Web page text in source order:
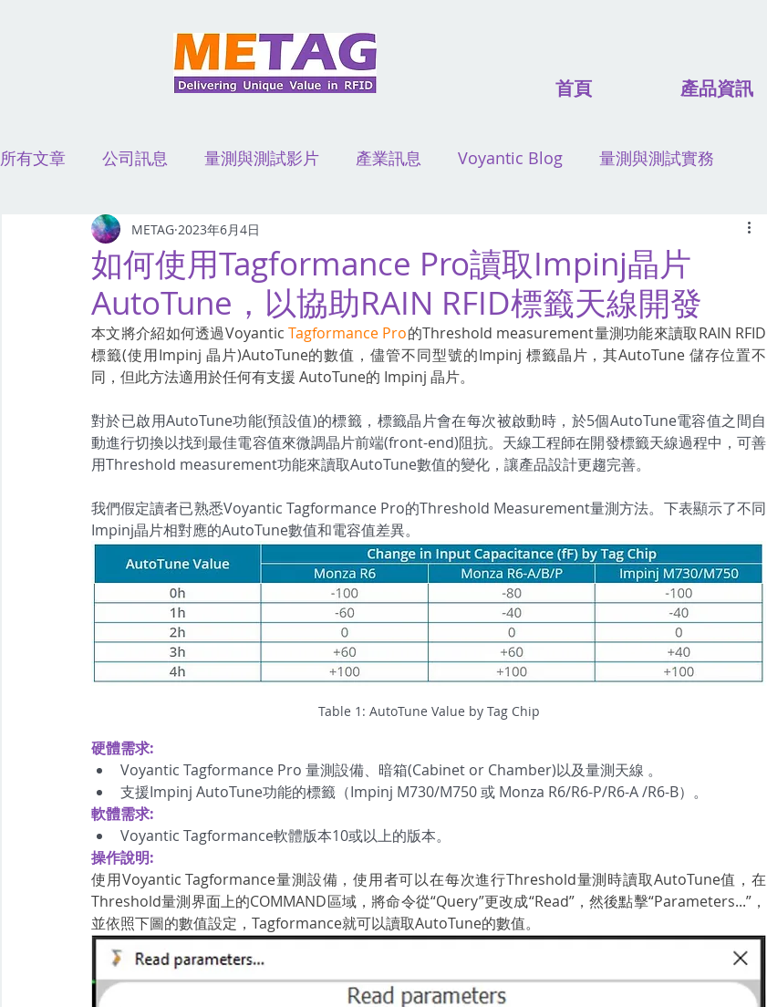
首頁 產品資訊
所有文章 公司訊息 量測與測試影片 產業訊息 Voyantic Blog 量測與測試實務
演講活動 應用案例影片
如何使用Tagformance Pro讀取Impinj晶片
AutoTune，以協助RAIN RFID標籤天線開發
METAG 2023年6月4日
本文將介紹如何透過Voyantic Tagformance Pro的Threshold measurement量測功能來讀取RAIN RFID
標籤(使用Impinj 晶片)AutoTune的數值，儘管不同型號的Impinj 標籤晶片，其AutoTune 儲存位置不
同，但此方法適用於任何有支援 AutoTune的 Impinj 晶片。
對於已啟用AutoTune功能(預設值)的標籤，標籤晶片會在每次被啟動時，於5個AutoTune電容值之間自
動進行切換以找到最佳電容值來微調晶片前端(front-end)阻抗。天線工程師在開發標籤天線過程中，可善
用Threshold measurement功能來讀取AutoTune數值的變化，讓產品設計更趨完善。
我們假定讀者已熟悉Voyantic Tagformance Pro的Threshold Measurement量測方法。下表顯示了不同
Impinj晶片相對應的AutoTune數值和電容值差異。
Table 1: AutoTune Value by Tag Chip
硬體需求:
Voyantic Tagformance Pro 量測設備、暗箱(Cabinet or Chamber)以及量測天線 。
支援Impinj AutoTune功能的標籤（Impinj M730/M750 或 Monza R6/R6-P/R6-A /R6-B）。
軟體需求:
Voyantic Tagformance軟體版本10或以上的版本。
操作說明:
使用Voyantic Tagformance量測設備，使用者可以在每次進行Threshold量測時讀取AutoTune值，在
Threshold量測界面上的COMMAND區域，將命令從“Query”更改成“Read”，然後點擊“Parameters...”，
並依照下圖的數值設定，Tagformance就可以讀取AutoTune的數值。